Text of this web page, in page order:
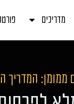
מדריכים
ממומן: המדריך